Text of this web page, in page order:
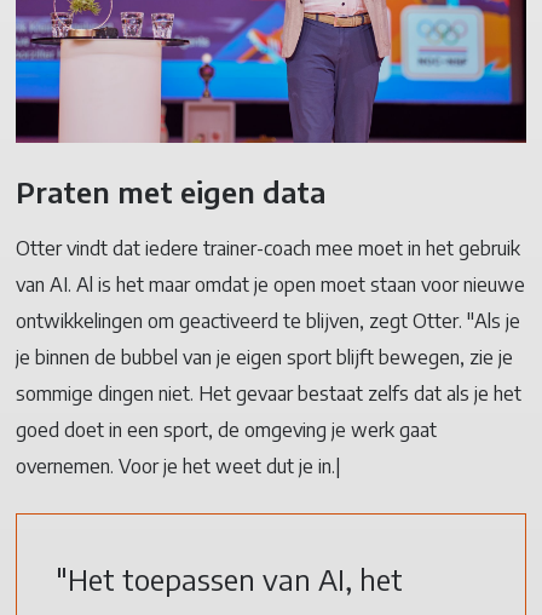
Praten met eigen data
Otter vindt dat iedere trainer-coach mee moet in het gebruik
van AI. Al is het maar omdat je open moet staan voor nieuwe
ontwikkelingen om geactiveerd te blijven, zegt Otter. "Als je
je binnen de bubbel van je eigen sport blijft bewegen, zie je
sommige dingen niet. Het gevaar bestaat zelfs dat als je het
goed doet in een sport, de omgeving je werk gaat
overnemen. Voor je het weet dut je in.|
"Het toepassen van AI, het